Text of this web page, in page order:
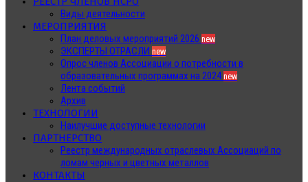
Виды деятельности
МЕРОПРИЯТИЯ
План деловых мероприятий 2026 new
ЭКСПЕРТЫ ОТРАСЛИ new
Опрос членов Ассоциации о потребности в
образовательных программах на 2024new
Лента событий
Архив
ТЕХНОЛОГИИ
Наилучшие доступные технологии
ПАРТНЕРСТВО
Реестр международных отраслевых Ассоциаций по
ломам черных и цветных металлов
КОНТАКТЫ